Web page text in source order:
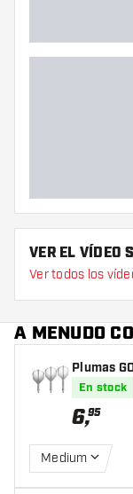
Largo del
VER EL VÍDEO
Ver todos los
A MENUDO
Plumas
En stock
6,95
Medium